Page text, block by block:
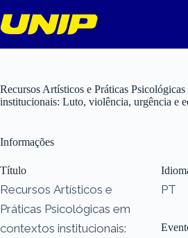
para
o
Recursos Artísticos e Práticas
institucionais: Luto, violência, urgência e
Informações
Título
Recursos Artísticos e
Práticas Psicológicas em
contextos institucionais:
PT